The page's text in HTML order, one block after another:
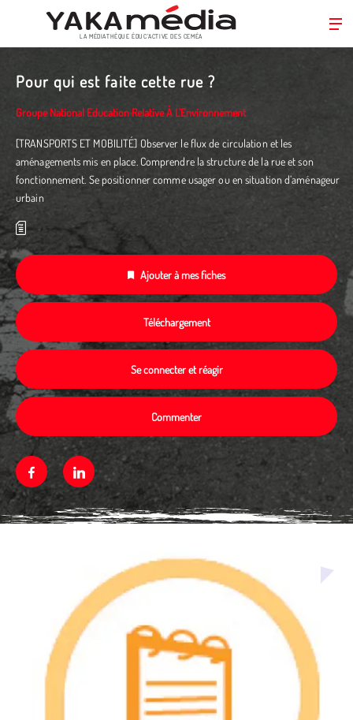
principal
LA MÉDIATHÈQUE ÉDUC’ACTIVE DES CEMÉA
Pour qui est faite cette rue ?
Groupe National Education Relative À L'Environnement
[TRANSPORTS ET MOBILITÉ] Observer le flux de circulation et les
aménagements mis en place. Comprendre la structure de la rue et son
fonctionnement. Se positionner comme usager ou en situation d’aménageur
urbain
Ajouter à mes fiches
Téléchargement
Se connecter et réagir
Commenter
FacebookLinkedin